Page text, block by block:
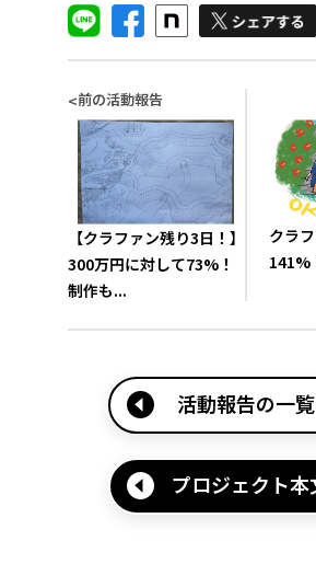
<前の活動報告
【クラファン残り3日！】
300万円に対して73%！
制作も...
クラ
141%
活動報告の一
プロジェクト本